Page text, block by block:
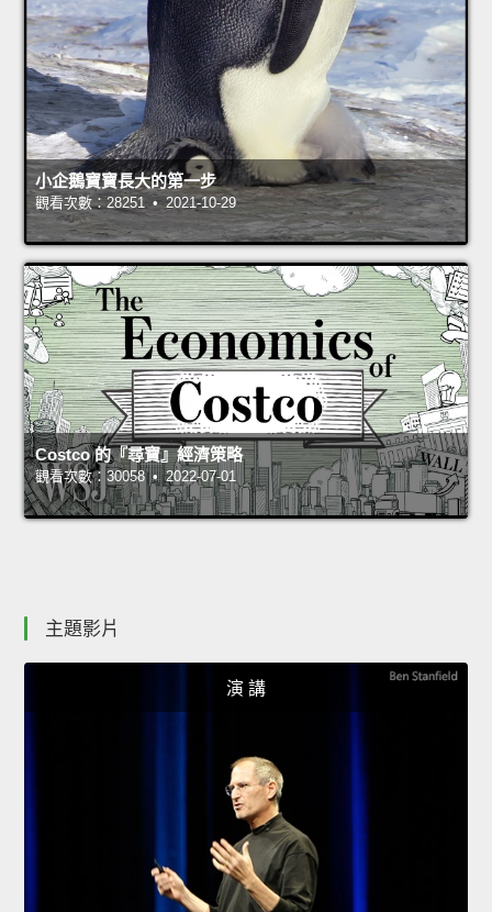
小企鵝寶寶長大的第一步
觀看次數：28251 • 2021-10-29
Costco 的『尋寶』經濟策略
觀看次數：30058 • 2022-07-01
主題影片
演 講